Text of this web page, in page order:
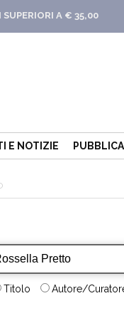
SUPERIORI A € 35,00
E NOTIZIE
Titolo Autore/